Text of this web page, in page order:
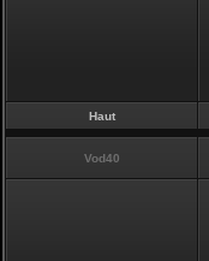
Haut
Vod40